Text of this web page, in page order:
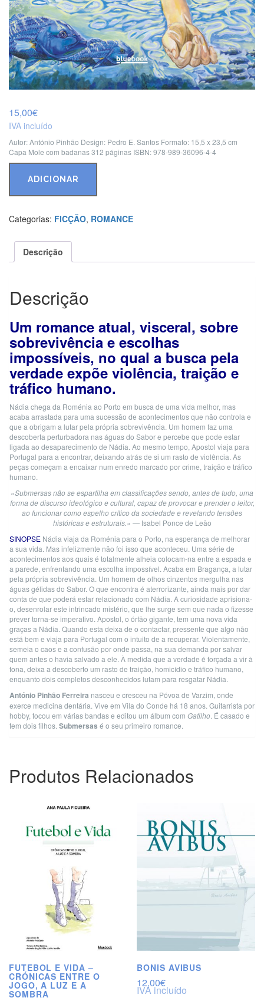
15,00€
IVA incluído
Autor: António Pinhão Design: Pedro E. Santos Formato: 15,5 x 23,5 cm
Capa Mole com badanas312 páginas ISBN: 978-989-36096-4-4
Quantidade
ADICIONAR
Categorias: FICÇÃO, ROMANCE
Descrição
Descrição
Um romance atual, visceral, sobre
sobrevivência e escolhas
impossíveis, no qual a busca pela
verdade expõe violência, traição e
tráfico humano.
Nádia chega da Roménia ao Porto em busca de uma vida melhor, mas
acaba arrastada para uma sucessão de acontecimentos que não controla e
que a obrigam a lutar pela própria sobrevivência. Um homem faz uma
descoberta perturbadora nas águas do Sabor e percebe que pode estar
ligada ao desaparecimento de Nádia. Ao mesmo tempo, Apostol viaja para
Portugal para a encontrar, deixando atrás de si um rasto de violência. As
peças começam a encaixar num enredo marcado por crime, traição e tráfico
humano.
«Submersas não se espartilha em classificações sendo, antes de tudo, uma
forma de discurso ideológico e cultural, capaz de provocar e prender o leitor,
ao funcionar como espelho crítico da sociedade e revelando tensões
históricas e estruturais.» — Isabel Ponce de Leão
SINOPSE Nádia viaja da Roménia para o Porto, na esperança de melhorar
a sua vida. Mas infelizmente não foi isso que aconteceu. Uma série de
acontecimentos aos quais é totalmente alheia colocam-na entre a espada e
a parede, enfrentando uma escolha impossível. Acaba em Bragança, a lutar
pela própria sobrevivência. Um homem de olhos cinzentos mergulha nas
águas gélidas do Sabor. O que encontra é aterrorizante, ainda mais por dar
conta de que poderá estar relacionado com Nádia. A curiosidade aprisiona-
o, desenrolar este intrincado mistério, que lhe surge sem que nada o fizesse
prever torna-se imperativo.Apostol, o órfão gigante, tem uma nova vida
graças a Nádia. Quando esta deixa de o contactar, pressente que algo não
está bem e viaja para Portugal com o intuito de a recuperar. Violentamente,
semeia o caos e a confusão por onde passa, na sua demanda por salvar
quem antes o havia salvado a ele.À medida que a verdade é forçada a vir à
tona, deixa a descoberto um rasto de traição, homicídio e tráfico humano,
enquanto dois completos desconhecidos lutam para resgatar Nádia.
António Pinhão Ferreira nasceu e cresceu na Póvoa de Varzim, onde
exerce medicina dentária. Vive em Vila do Conde há 18 anos. Guitarrista por
hobby, tocou em várias bandas e editou um álbum com Gatilho. É casado e
tem dois filhos.Submersas é o seu primeiro romance.
Produtos Relacionados
FUTEBOL E VIDA –
CRÓNICAS ENTRE O
JOGO, A LUZ E A
SOMBRA
BONIS AVIBUS
12,00€
IVA incluído